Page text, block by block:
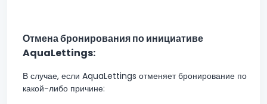
Отмена бронирования по инициативе
AquaLettings:
В случае, если AquaLettings отменяет бронирование по
какой-либо причине: